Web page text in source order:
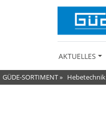
AKTUELLES
GÜDE-SORTIMENT» Hebetechnik